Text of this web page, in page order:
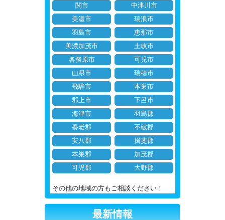
関市
中津川市
美濃市
瑞浪市
羽島市
恵那市
美濃加茂市
土岐市
各務原市
可児市
山県市
瑞穂市
飛騨市
本巣市
郡上市
下呂市
海津市
羽島郡
養老郡
不破郡
安八郡
揖斐郡
本巣郡
加茂郡
可児郡
大野郡
その他の地域の方もご相談ください！
最新情報